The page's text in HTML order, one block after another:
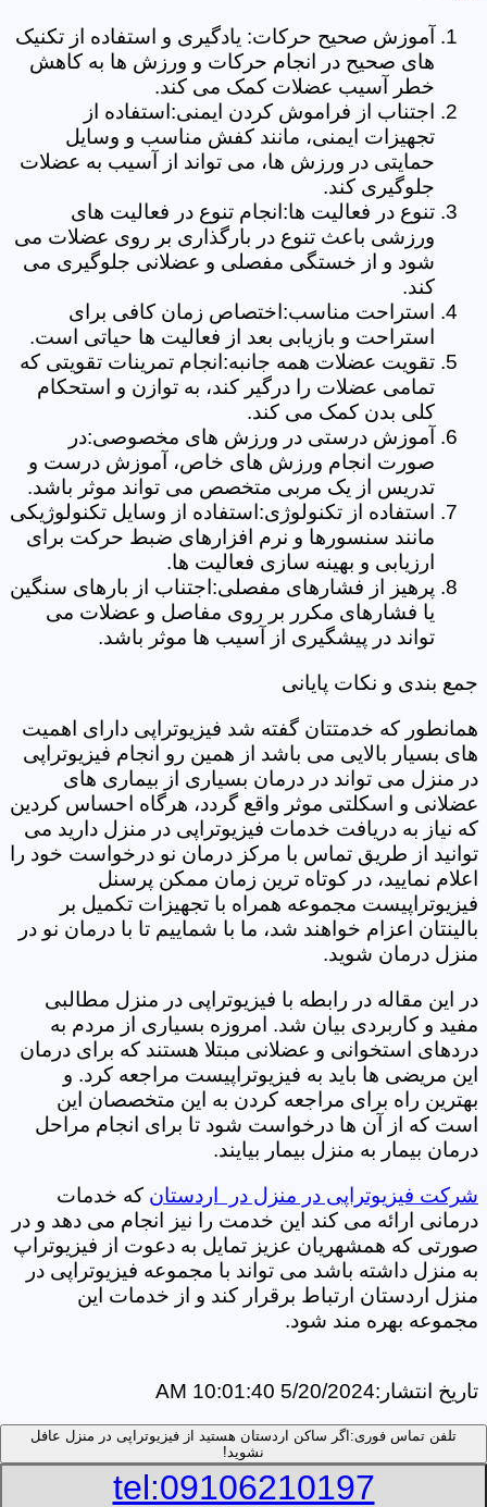
آموزش صحیح حرکات: یادگیری و استفاده از تکنیک
های صحیح در انجام حرکات و ورزش ها به کاهش
خطر آسیب عضلات کمک می کند.
اجتناب از فراموش کردن ایمنی:استفاده از
تجهیزات ایمنی، مانند کفش مناسب و وسایل
حمایتی در ورزش ها، می تواند از آسیب به عضلات
جلوگیری کند.
تنوع در فعالیت ها:انجام تنوع در فعالیت های
ورزشی باعث تنوع در بارگذاری بر روی عضلات می
شود و از خستگی مفصلی و عضلانی جلوگیری می
کند.
استراحت مناسب:اختصاص زمان کافی برای
استراحت و بازیابی بعد از فعالیت ها حیاتی است.
تقویت عضلات همه جانبه:انجام تمرینات تقویتی که
تمامی عضلات را درگیر کند، به توازن و استحکام
کلی بدن کمک می کند.
آموزش درستی در ورزش های مخصوصی:در
صورت انجام ورزش های خاص، آموزش درست و
تدریس از یک مربی متخصص می تواند موثر باشد.
استفاده از تکنولوژی:استفاده از وسایل تکنولوژیکی
مانند سنسورها و نرم افزارهای ضبط حرکت برای
ارزیابی و بهینه سازی فعالیت ها.
پرهیز از فشارهای مفصلی:اجتناب از بارهای سنگین
یا فشارهای مکرر بر روی مفاصل و عضلات می
تواند در پیشگیری از آسیب ها موثر باشد.
جمع بندی و نکات پایانی
همانطور که خدمتتان گفته شد فیزیوتراپی دارای اهمیت
های بسیار بالایی می باشد از همین رو انجام فیزیوتراپی
در منزل می تواند در درمان بسیاری از بیماری های
عضلانی و اسکلتی موثر واقع گردد، هرگاه احساس کردین
که نیاز به دریافت خدمات فیزیوتراپی در منزل دارید می
توانید از طریق تماس با مرکز درمان نو درخواست خود را
اعلام نمایید، در کوتاه ترین زمان ممکن پرسنل
فیزیوتراپیست مجموعه همراه با تجهیزات تکمیل بر
بالینتان اعزام خواهند شد، ما با شماییم تا با درمان نو در
منزل درمان شوید.
در این مقاله در رابطه با فیزیوتراپی در منزل مطالبی
مفید و کاربردی بیان شد. امروزه بسیاری از مردم به
دردهای استخوانی و عضلانی مبتلا هستند که برای درمان
این مریضی ها باید به فیزیوتراپیست مراجعه کرد. و
بهترین راه برای مراجعه کردن به این متخصصان این
است که از آن ها درخواست شود تا برای انجام مراحل
درمان بیمار به منزل بیمار بیایند.
شرکت فیزیوتراپی در منزل در اردستان که خدمات
درمانی ارائه می کند این خدمت را نیز انجام می دهد و در
صورتی که همشهریان عزیز تمایل به دعوت از فیزیوتراپ
به منزل داشته باشد می تواند با مجموعه فیزیوتراپی در
منزل اردستان ارتباط برقرار کند و از خدمات این
مجموعه بهره مند شود.
تاریخ انتشار:5/20/2024 10:01:40 AM
تلفن تماس فوری: اگر ساکن اردستان هستید از فیزیوتراپی در منزل عافل
نشوید!
tel:09106210197